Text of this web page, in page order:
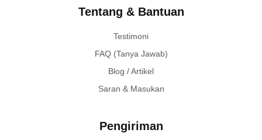
Tentang & Bantuan
Testimoni
FAQ (Tanya Jawab)
Blog / Artikel
Saran & Masukan
Pengiriman